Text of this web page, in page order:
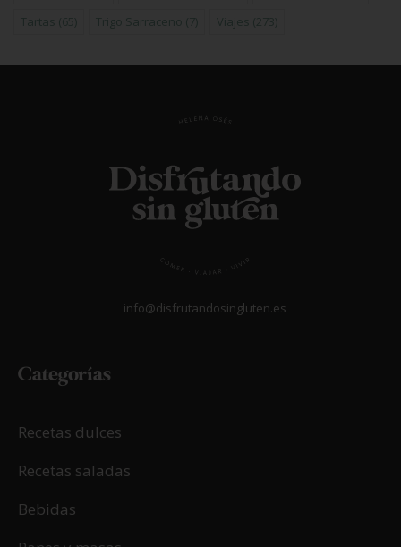
Tartas (65) Trigo Sarraceno (7) Viajes (273)
info@disfrutandosingluten.es
Categorías
Recetas dulces
Recetas saladas
Bebidas